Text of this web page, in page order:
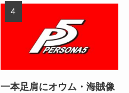
一本足肩にオウム・海賊像